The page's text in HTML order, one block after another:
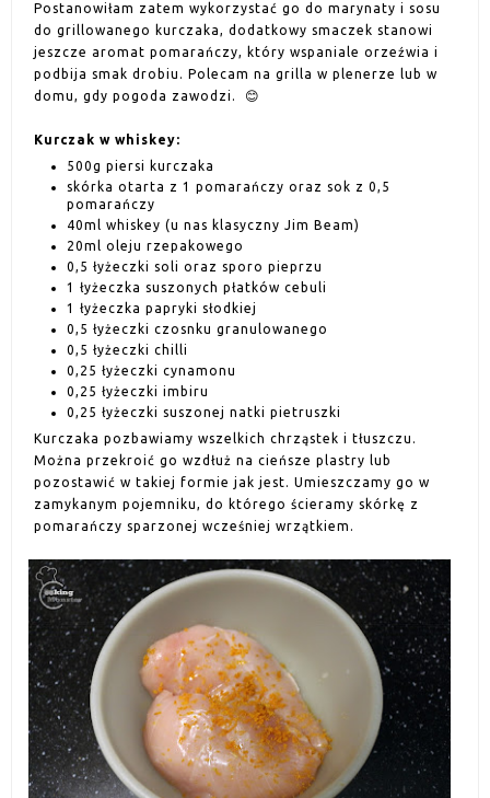
Postanowiłam zatem wykorzystać go do marynaty i sosu
do grillowanego kurczaka, dodatkowy smaczek stanowi
jeszcze aromat pomarańczy, który wspaniale orzeźwia i
podbija smak drobiu. Polecam na grilla w plenerze lub w
domu, gdy pogoda zawodzi. 😊
Kurczak w whiskey:
500g piersi kurczaka
skórka otarta z 1 pomarańczy oraz sok z 0,5
pomarańczy
40ml whiskey (u nas klasyczny Jim Beam)
20ml oleju rzepakowego
0,5 łyżeczki soli oraz sporo pieprzu
1 łyżeczka suszonych płatków cebuli
1 łyżeczka papryki słodkiej
0,5 łyżeczki czosnku granulowanego
0,5 łyżeczki chilli
0,25 łyżeczki cynamonu
0,25 łyżeczki imbiru
0,25 łyżeczki suszonej natki pietruszki
Kurczaka pozbawiamy wszelkich chrząstek i tłuszczu.
Można przekroić go wzdłuż na cieńsze plastry lub
pozostawić w takiej formie jak jest. Umieszczamy go w
zamykanym pojemniku, do którego ścieramy skórkę z
pomarańczy sparzonej wcześniej wrzątkiem.